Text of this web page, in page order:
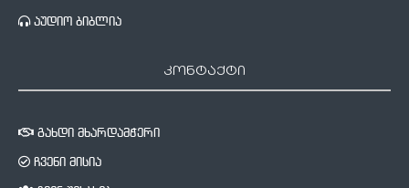
აუდიო ბიბლია
კონტაქტი
გახდი მხარდამჭერი
ჩვენი მისია